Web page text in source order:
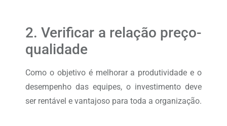
2. Verificar a relação preço-
qualidade
Como o objetivo é melhorar a produtividade e o
desempenho das equipes, o investimento deve
ser rentável e vantajoso para toda a organização.